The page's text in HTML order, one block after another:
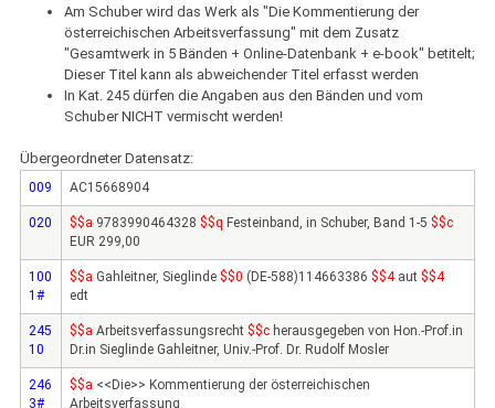
Am Schuber wird das Werk als "Die Kommentierung der
österreichischen Arbeitsverfassung" mit dem Zusatz
"Gesamtwerk in 5 Bänden + Online-Datenbank + e-book" betitelt;
Dieser Titel kann als abweichender Titel erfasst werden
In Kat. 245 dürfen die Angaben aus den Bänden und vom
Schuber NICHT vermischt werden!
Übergeordneter Datensatz:
009 AC15668904
020 $$a 9783990464328 $$q Festeinband, in Schuber, Band 1-5 $$c
EUR 299,00
100
1#
$$a Gahleitner, Sieglinde $$0 (DE-588)114663386 $$4aut $$4
edt
245
10
$$a Arbeitsverfassungsrecht $$c herausgegeben von Hon.-Prof.in
Dr.in Sieglinde Gahleitner, Univ.-Prof. Dr. Rudolf Mosler
246
3#
$$a <<Die>> Kommentierung der österreichischen
Arbeitsverfassung